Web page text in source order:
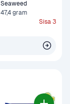
47,4 gram
Sisa 3